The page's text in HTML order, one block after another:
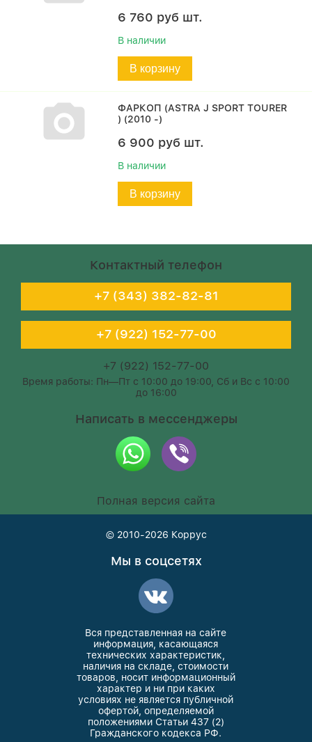
6 760 руб шт.
В наличии
В корзину
ФАРКОП (ASTRA J SPORT TOURER
) (2010 -)
6 900 руб шт.
В наличии
В корзину
Контактный телефон
+7 (343) 382-82-81
+7 (922) 152-77-00
+7 (922) 152-77-00
Время работы: Пн—Пт с 10:00 до 19:00, Сб и Вс с 10:00
до 16:00
Написать в мессенджеры
Полная версия сайта
© 2010-2026 Коррус
Мы в соцсетях
Вся представленная на сайте
информация, касающаяся
технических характеристик,
наличия на складе, стоимости
товаров, носит информационный
характер и ни при каких
условиях не является публичной
офертой, определяемой
положениями Статьи 437 (2)
Гражданского кодекса РФ.